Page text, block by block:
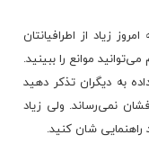
زیاد از اطرافیانتان
موانع را ببینید.
به دیگران تذكر دهید
نمی‌رساند. ولی زیاد
شان كنید.